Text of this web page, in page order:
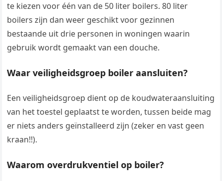
te kiezen voor één van de 50 liter boilers. 80 liter
boilers zijn dan weer geschikt voor gezinnen
bestaande uit drie personen in woningen waarin
gebruik wordt gemaakt van een douche.
Waar veiligheidsgroep boiler aansluiten?
Een veiligheidsgroep dient op de koudwateraansluiting
van het toestel geplaatst te worden, tussen beide mag
er niets anders geïnstalleerd zijn (zeker en vast geen
kraan!!).
Waarom overdrukventiel op boiler?